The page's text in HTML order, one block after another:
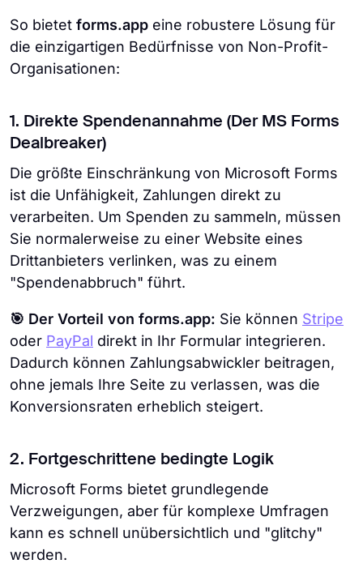
So bietet forms.app eine robustere Lösung für
die einzigartigen Bedürfnisse von Non-Profit-
Organisationen:
1. Direkte Spendenannahme (Der MS Forms
Dealbreaker)
Die größte Einschränkung von Microsoft Forms
ist die Unfähigkeit, Zahlungen direkt zu
verarbeiten. Um Spenden zu sammeln, müssen
Sie normalerweise zu einer Website eines
Drittanbieters verlinken, was zu einem
"Spendenabbruch" führt.
🎯 Der Vorteil von forms.app: Sie können Stripe
oder PayPal direkt in Ihr Formular integrieren.
Dadurch können Zahlungsabwickler beitragen,
ohne jemals Ihre Seite zu verlassen, was die
Konversionsraten erheblich steigert.
2. Fortgeschrittene bedingte Logik
Microsoft Forms bietet grundlegende
Verzweigungen, aber für komplexe Umfragen
kann es schnell unübersichtlich und "glitchy"
werden.